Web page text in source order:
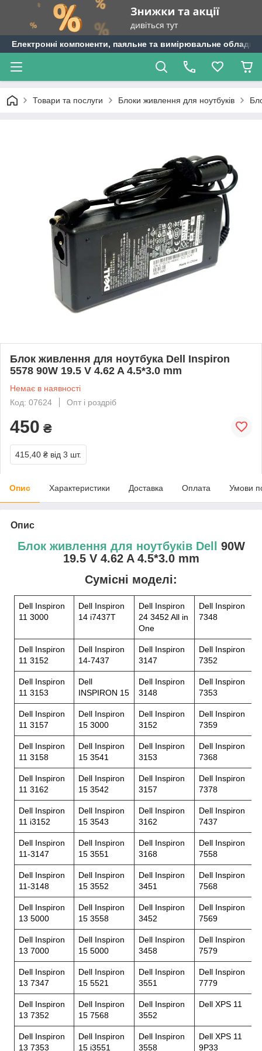
Електронні компоненти, паяльне та вимірювальне
Товари та послуги Блоки живлення для ноутбуків
Блок живлення для ноутбука Dell Inspiron
5578 90W 19.5 V 4.62 A 4.5*3.0 mm
Немає в наявності
Код: 07624
Опт і роздріб
450 ₴
415,40 ₴ від 3 шт.
Опис Характеристики Доставка Оплата Умови
Опис
Блок живлення для ноутбуків Dell
90W
19.5 V 4.62 A 4.5*3.0 mm
Сумісні моделі:
Dell Inspiron
11 3000
Dell Inspiron
14 i7437T
Dell Inspiron
24 3452 All in
One
Dell Inspiron
7348
Dell Inspiron
11 3152
Dell Inspiron
14-7437
Dell Inspiron
3147
Dell Inspiron
7352
Dell Inspiron
11 3153
Dell
INSPIRON 15
Dell Inspiron
3148
Dell Inspiron
7353
Dell Inspiron
11 3157
Dell Inspiron
15 3000
Dell Inspiron
3152
Dell Inspiron
7359
Dell Inspiron
11 3158
Dell Inspiron
15 3541
Dell Inspiron
3153
Dell Inspiron
7368
Dell Inspiron
11 3162
Dell Inspiron
15 3542
Dell Inspiron
3157
Dell Inspiron
7378
Dell Inspiron
11 i3152
Dell Inspiron
15 3543
Dell Inspiron
3162
Dell Inspiron
7437
Dell Inspiron
11-3147
Dell Inspiron
15 3551
Dell Inspiron
3168
Dell Inspiron
7558
Dell Inspiron
11-3148
Dell Inspiron
15 3552
Dell Inspiron
3451
Dell Inspiron
7568
Dell Inspiron
13 5000
Dell Inspiron
15 3558
Dell Inspiron
3452
Dell Inspiron
7569
Dell Inspiron
13 7000
Dell Inspiron
15 5000
Dell Inspiron
3458
Dell Inspiron
7579
Dell Inspiron
13 7347
Dell Inspiron
15 5521
Dell Inspiron
3551
Dell Inspiron
7779
Dell Inspiron
13 7352
Dell Inspiron
15 7568
Dell Inspiron
3552
Dell XPS 11
Dell Inspiron
13 7353
Dell Inspiron
15 i3551
Dell Inspiron
3558
Dell XPS 11
9P33